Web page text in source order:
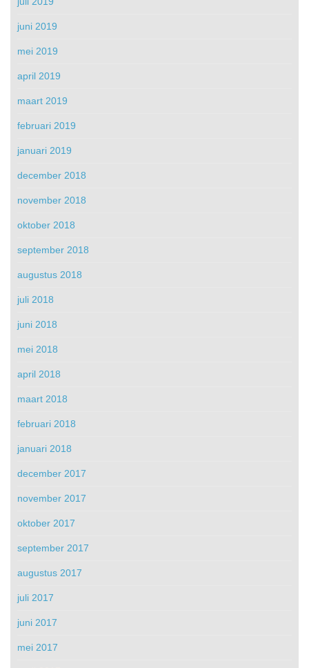
juni 2019
mei 2019
april 2019
maart 2019
februari 2019
januari 2019
december 2018
november 2018
oktober 2018
september 2018
augustus 2018
juli 2018
juni 2018
mei 2018
april 2018
maart 2018
februari 2018
januari 2018
december 2017
november 2017
oktober 2017
september 2017
augustus 2017
juli 2017
juni 2017
mei 2017